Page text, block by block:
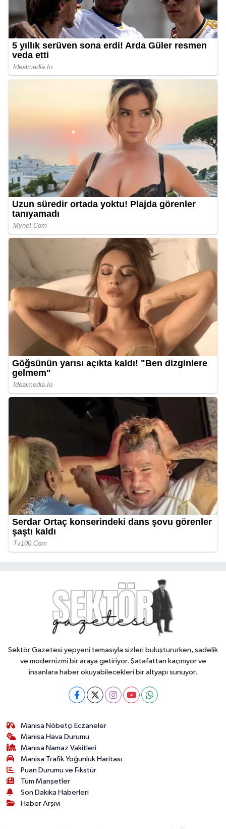
Sektör Gazetesi yepyeni temasıyla sizleri buluştururken, sadelik
ve modernizmi bir araya getiriyor. Şatafattan kaçınıyor ve
insanlara haber okuyabilecekleri bir altyapı sunuyor.
Manisa Nöbetçi Eczaneler
Manisa Hava Durumu
Manisa Namaz Vakitleri
Manisa Trafik Yoğunluk Haritası
Puan Durumu ve Fikstür
Tüm Manşetler
Son Dakika Haberleri
Haber Arşivi